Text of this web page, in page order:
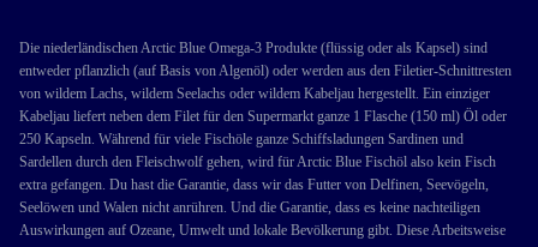
Die niederländischen Arctic Blue Omega-3 Produkte (flüssig oder als Kapsel) sind
entweder pflanzlich (auf Basis von Algenöl) oder werden aus den Filetier-Schnittresten
von wildem Lachs, wildem Seelachs oder wildem Kabeljau hergestellt. Ein einziger
Kabeljau liefert neben dem Filet für den Supermarkt ganze 1 Flasche (150 ml) Öl oder
250 Kapseln. Während für viele Fischöle ganze Schiffsladungen Sardinen und
Sardellen durch den Fleischwolf gehen, wird für Arctic Blue Fischöl also kein Fisch
extra gefangen. Du hast die Garantie, dass wir das Futter von Delfinen, Seevögeln,
Seelöwen und Walen nicht anrühren. Und die Garantie, dass es keine nachteiligen
Auswirkungen auf Ozeane, Umwelt und lokale Bevölkerung gibt. Diese Arbeitsweise